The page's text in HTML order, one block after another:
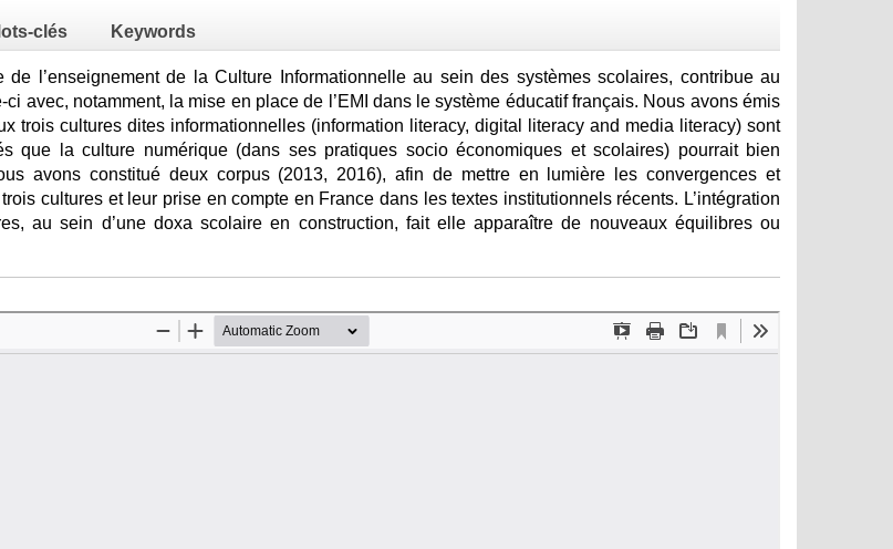
clés Keywords
de l’enseignement de la Culture Informationnelle au sein des systèmes scolaires, contribue au
avec, notamment, la mise en place de l’EMI dans le système éducatif français. Nous avons émis
trois cultures dites informationnelles (information literacy, digital literacy and media literacy) sont
que la culture numérique (dans ses pratiques socio économiques et scolaires) pourrait bien
avons constitué deux corpus (2013, 2016), afin de mettre en lumière les convergences et
cultures et leur prise en compte en France dans les textes institutionnels récents. L’intégration
au sein d’une doxa scolaire en construction, fait elle apparaître de nouveaux équilibres ou